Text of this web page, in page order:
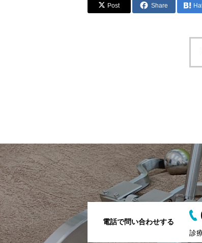
Post Share
電話で問い合わせする
診